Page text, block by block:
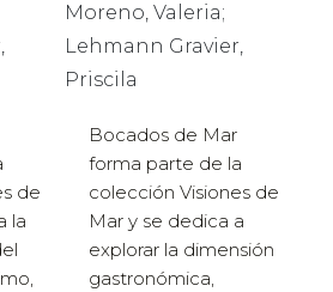
de
la
Moreno, Valeria;
Lehmann Gravier,
Priscila
Bocados de Mar
forma parte de la
colección Visiones de
Mar y se dedica a
explorar la dimensión
gastronómica,